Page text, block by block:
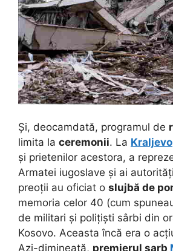
Și, deocamdată, programul de
limita la ceremonii. La Kraljevo
și prietenilor acestora, a
Armatei iugoslave și ai
preoții au oficiat o slujbă de
memoria celor 40 (cum
de militari și polițiști sârbi din
Kosovo. Aceasta încă era o
Azi-dimineață, premierul sarb